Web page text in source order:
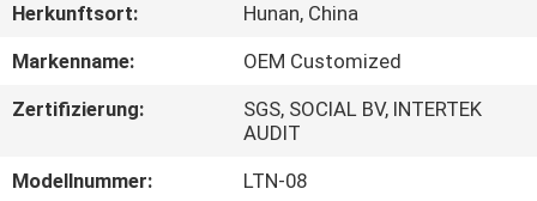
FABRIK-
QUALITÄTSKONTROLLE
Herkunftsort:
Hunan, China
Markenname:
OEM Customized
Zertifizierung:
SGS, SOCIAL BV, INTERTEK
AUDIT
Modellnummer:
LTN-08